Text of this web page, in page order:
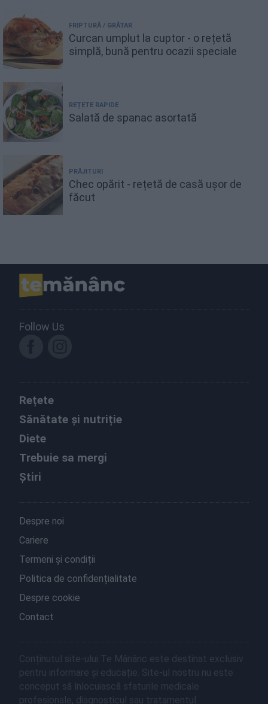
FRIPTURĂ / GRĂTAR
Curcan umplut la cuptor - o rețetă
simplă, bună pentru ocazii speciale
REȚETE RAPIDE
Salată de spanac asortată
PRĂJITURI
Chec opărit - rețetă de casă ușor de
făcut
Follow Us
Rețete
Sănătate și nutriție
Diete
Trebuie sa mergi
Știri
Despre noi
Cariere
Termeni și condiții
Politica de confidențialitate
Despre cookie
Contact
Conținutul site-ului Te Mănânc este destinat exclusiv
pentru informare și educație. Site-ul nostru nu este
conceput să înlocuiască sfaturile medicale
profesionale, diagnosticul sau tratamentul.